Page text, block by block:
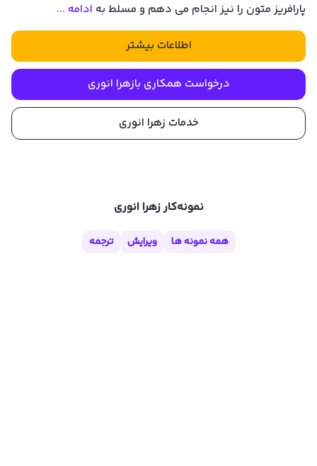
پارافریز متون را نیز انجام می دهم و مسلط به ادامه ...
اطلاعات بیشتر
درخواست همکاری بازهرا انوری
خدمات زهرا انوری
نمونه‌کارزهرا انوری
همه نمونه ها ویرایش ترجمه